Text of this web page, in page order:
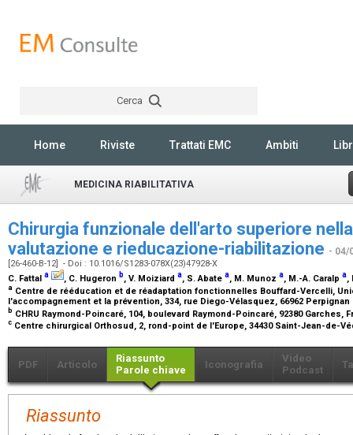
Cerca
Home Riviste Trattati EMC Ambiti
MEDICINA RIABILITATIVA
Chirurgia funzionale dell'arto superiore
valutazione e rieducazione-riabilitazione - 04/
[26-460-B-12] - Doi : 10.1016/S1283-078X(23)47928-X
C. Fattal a , C. Hugeron b, V. Moiziard a, S. Abate a, M. Munoz a, M.-A. Caralp a,
a Centre de rééducation et de réadaptation fonctionnelles Bouffard-Vercelli,
l'accompagnement et la prévention, 334, rue Diego-Vélasquez, 66962
b CHRU Raymond-Poincaré, 104, boulevard Raymond-Poincaré, 92380 Garches,
c Centre chirurgical Orthosud, 2, rond-point de l'Europe, 34430 Saint-Jean-de-
PDF Articolo
Riassunto
Parole chiave
Iconografia
Video
Podcast
Riassunto